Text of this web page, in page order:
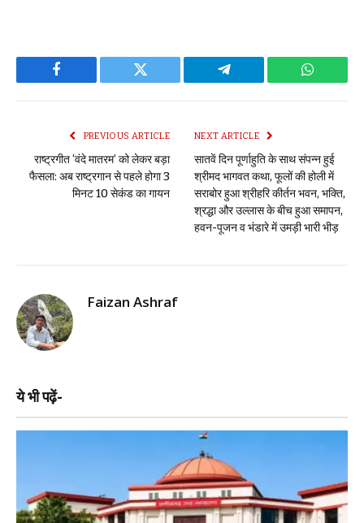
Facebook Twitter Telegram
PREVIOUS ARTICLE
राष्ट्रगीत ‘वंदे मातरम’ को लेकर बड़ा
फैसला: अब राष्ट्रगान से पहले होगा 3
मिनट 10 सेकंड का गायन
NEXT ARTICLE
सातवें दिन पूर्णाहुति के साथ संपन्न हुई
श्रीमद भागवत कथा, फूलों की होली में
सराबोर हुआ श्रीहरि कीर्तन भवन, भक्ति,
श्रद्धा और उल्लास के बीच हुआ समापन,
हवन-पूजन व भंडारे में उमड़ी भारी भीड़
Faizan Ashraf
ये भी पढ़ें-